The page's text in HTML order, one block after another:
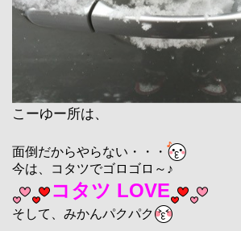
こーゆー所は、
面倒だからやらない・・・
今は、コタツでゴロゴロ～♪
コタツ LOVE
そして、みかんパクパク